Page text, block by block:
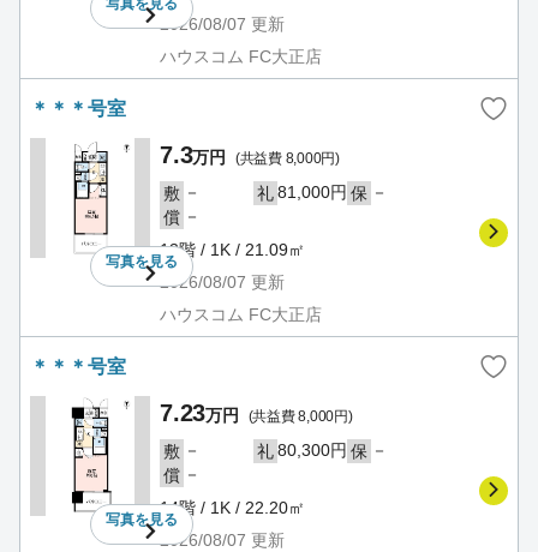
写真を見る
2026/08/07 更新
ハウスコム FC大正店
＊＊＊号室
写真を見る
7.3万円 (共益費 8,000円)
敷 － 礼81,000円 保 －
償 －
13階 / 1K / 21.09㎡
2026/08/07 更新
ハウスコム FC大正店
＊＊＊号室
写真を見る
7.23万円 (共益費 8,000円)
敷 － 礼80,300円 保 －
償 －
14階 / 1K / 22.20㎡
2026/08/07 更新